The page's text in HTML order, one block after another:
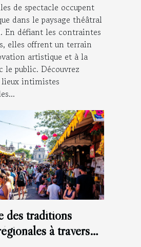
de spectacle occupent
dans le paysage théâtral
En défiant les contraintes
elles offrent un terrain
artistique et à la
le public. Découvrez
intimistes
des traditions
à travers